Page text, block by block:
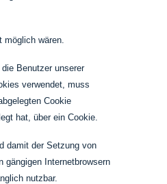
möglich wären.
Benutzer unserer
verwendet, muss
Cookie
hat, über ein Cookie.
damit der Setzung von
gängigen Internetbrowsern
nutzbar.